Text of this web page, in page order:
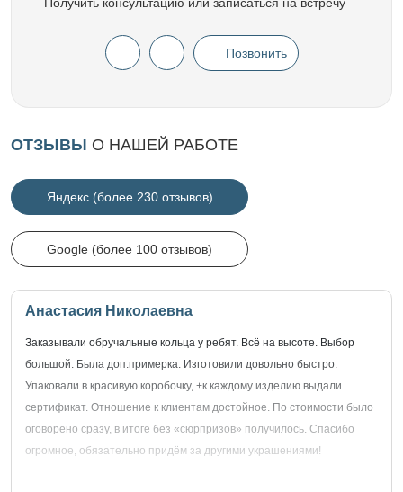
Позвонить
ОТЗЫВЫ О НАШЕЙ РАБОТЕ
Яндекс (более 230 отзывов)
Google (более 100 отзывов)
Анастасия Николаевна
Заказывали обручальные кольца у ребят. Всё на высоте. Выбор
большой. Была доп.примерка. Изготовили довольно быстро.
Упаковали в красивую коробочку, +к каждому изделию выдали
сертификат. Отношение к клиентам достойное. По стоимости было
оговорено сразу, в итоге без «сюрпризов» получилось. Спасибо
огромное, обязательно придём за другими украшениями!